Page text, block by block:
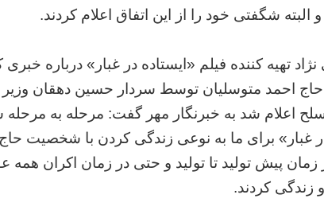
شگفتی خود را از این اتفاق اعلام کردند.
تهیه کننده فیلم «ایستاده در غبار» درباره خبری
حاج احمد متوسلیان توسط سردار حسین دهقان وزیر
اعلام شد به خبرنگار مهر گفت: مرحله به
غبار» برای ما به نوعی زندگی کردن با شخصیت
زمان پیش تولید تا تولید و حتی در زمان اکران همه
کردند.